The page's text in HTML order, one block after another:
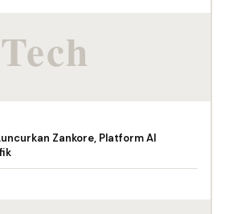
Zankore, Platform AI